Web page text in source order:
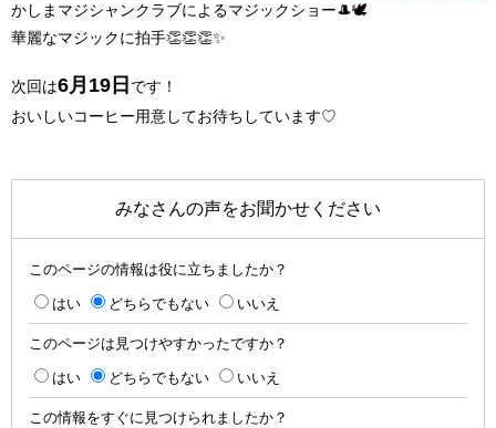
かしまマジシャンクラブによるマジックショー🎩🕊
華麗なマジックに拍手👏👏👏✨
次回は6月19日 です！
おいしいコーヒー用意してお待ちしています♡
みなさんの声をお聞かせください
このページの情報は役に立ちましたか？
はい どちらでもない いいえ
このページは見つけやすかったですか？
はい どちらでもない いいえ
この情報をすぐに見つけられましたか？